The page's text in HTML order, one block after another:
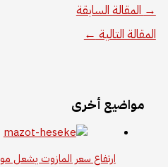
→ المقالة السابقة
المقالة التالية ←
مواضيع أخرى
ارتفاع سعر المازوت يشعل